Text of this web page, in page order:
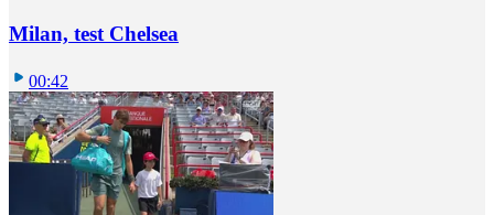
Milan, test Chelsea
00:42